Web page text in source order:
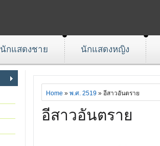
นักแสดงชาย นักแสดงหญิง
Home » พ.ศ. 2519 » อีสาวอันตราย
อีสาวอันตราย